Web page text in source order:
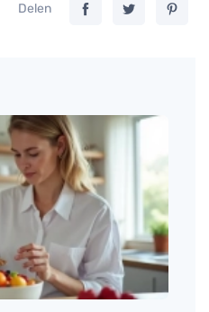
Delen